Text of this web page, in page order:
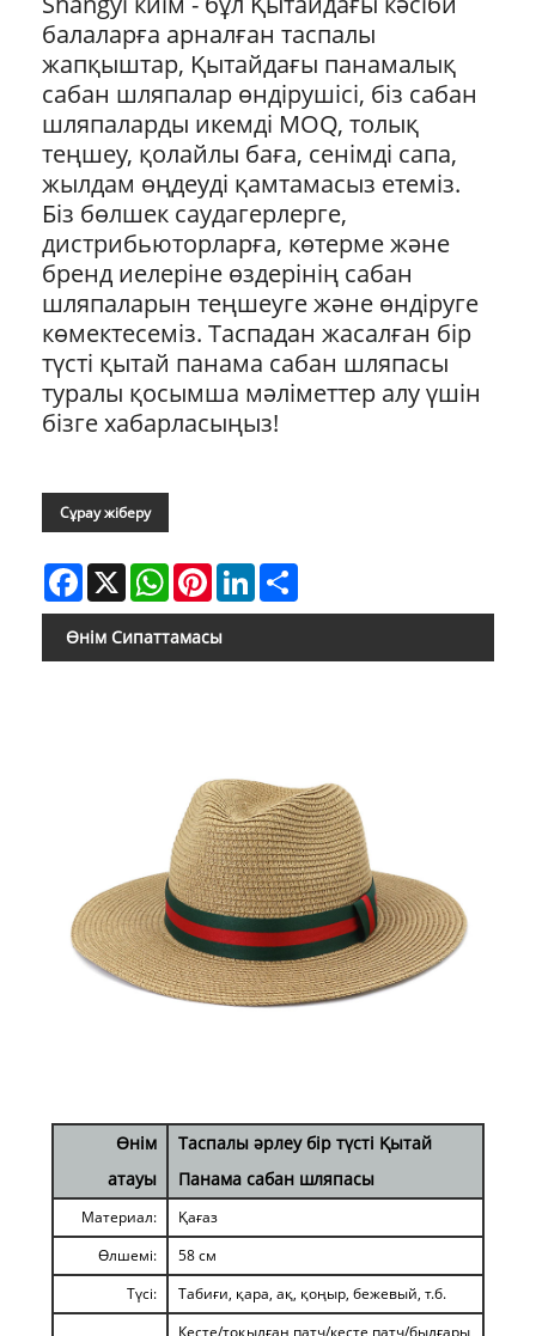
балаларға арналған таспалы
жапқыштар, Қытайдағы панамалық
сабан шляпалар өндірушісі, біз сабан
шляпаларды икемді MOQ, толық
теңшеу, қолайлы баға, сенімді сапа,
жылдам өңдеуді қамтамасыз етеміз.
Біз бөлшек саудагерлерге,
дистрибьюторларға, көтерме және
бренд иелеріне өздерінің сабан
шляпаларын теңшеуге және өндіруге
көмектесеміз. Таспадан жасалған бір
түсті қытай панама сабан шляпасы
туралы қосымша мәліметтер алу үшін
бізге хабарласыңыз!
Сұрау жіберу
Facebook
X WhatsAppPinterestLinkedIn
Өнім Сипаттамасы
Өнім
атауы
Таспалы әрлеу бір түсті Қытай
Панама сабан шляпасы
Материал:
Қағаз
Өлшемі:
58 см
Түсі:
Табиғи, қара, ақ, қоңыр, бежевый, т.б.